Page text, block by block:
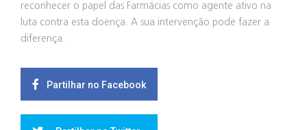
reconhecer o papel das Farmácias como agente ativo na
luta contra esta doença. A sua intervenção pode fazer a
diferença.
Partilhar no Facebook